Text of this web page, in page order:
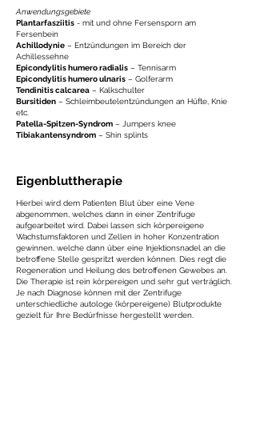
Anwendungsgebiete
Plantarfasziitis - mit und ohne Fersensporn am
Fersenbein
Achillodynie – Entzündungen im Bereich der
Achillessehne
Epicondylitis humero radialis – Tennisarm
Epicondylitis humero ulnaris – Golferarm
Tendinitis calcarea – Kalkschulter
Bursitiden – Schleimbeutelentzündungen an Hüfte, Knie
etc.
Patella-Spitzen-Syndrom – Jumpers knee
Tibiakantensyndrom – Shin splints
Eigenbluttherapie
Hierbei wird dem Patienten Blut über eine Vene
abgenommen, welches dann in einer Zentrifuge
aufgearbeitet wird. Dabei lassen sich körpereigene
Wachstumsfaktoren und Zellen in hoher Konzentration
gewinnen, welche dann über eine Injektionsnadel an die
betroffene Stelle gespritzt werden können. Dies regt die
Regeneration und Heilung des betroffenen Gewebes an.
Die Therapie ist rein körpereigen und sehr gut verträglich.
Je nach Diagnose können mit der Zentrifuge
unterschiedliche autologe (körpereigene) Blutprodukte
gezielt für Ihre Bedürfnisse hergestellt werden.